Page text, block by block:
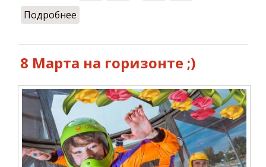
Подробнее
8 Марта на горизонте ;)